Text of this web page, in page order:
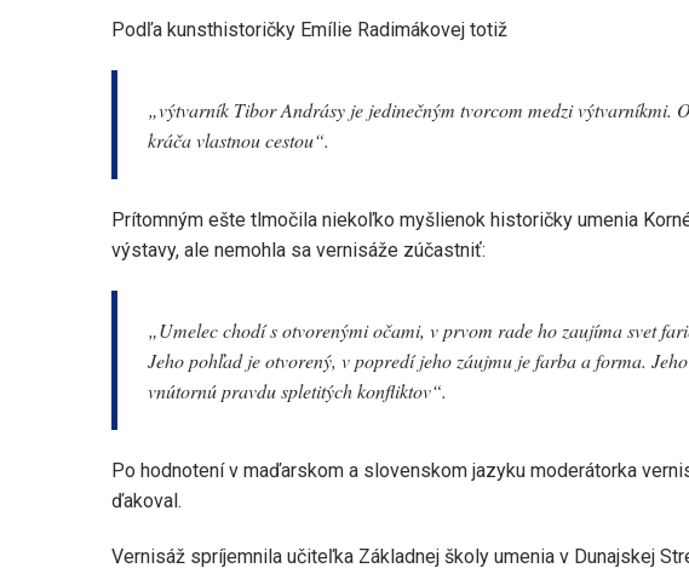
Podľa kunsthistoričky Emílie Radimákovej totiž
„výtvarník Tibor Andrásy je jedinečným tvorcom medzi výtvarníkmi.
kráča vlastnou cestou“.
Prítomným ešte tlmočila niekoľko myšlienok historičky umenia
výstavy, ale nemohla sa vernisáže zúčastniť:
„Umelec chodí s otvorenými očami, v prvom rade ho zaujíma svet
Jeho pohľad je otvorený, v popredí jeho záujmu je farba a forma.
vnútornú pravdu spletitých konfliktov“.
Po hodnotení v maďarskom a slovenskom jazyku moderátorka
ďakoval.
Vernisáž spríjemnila učiteľka Základnej školy umenia v Dunajskej